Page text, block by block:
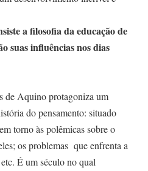
a filosofia da educação de
suas influências nos dias
de Aquino protagoniza um
do pensamento: situado
torno às polêmicas sobre o
os problemas que enfrenta a
É um século no qual